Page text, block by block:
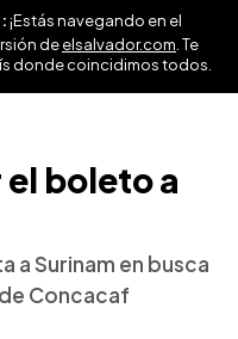
¡Estás navegando en el
deelsalvador.com . Te
donde coincidimos todos.
el boleto a
a Surinam en busca
Concacaf